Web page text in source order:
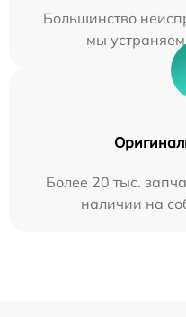
Большинство
мы
Более 20 тыс.
наличии на